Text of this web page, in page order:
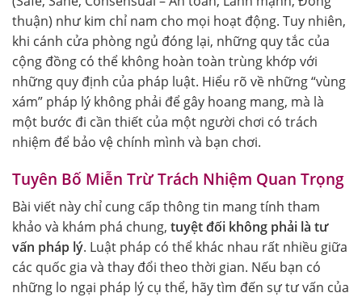
thuận) như kim chỉ nam cho mọi hoạt động. Tuy nhiên,
khi cánh cửa phòng ngủ đóng lại, những quy tắc của
cộng đồng có thể không hoàn toàn trùng khớp với
những quy định của pháp luật. Hiểu rõ về những “vùng
xám” pháp lý không phải để gây hoang mang, mà là
một bước đi cần thiết của một người chơi có trách
nhiệm để bảo vệ chính mình và bạn chơi.
Tuyên Bố Miễn Trừ Trách Nhiệm Quan Trọng
Bài viết này chỉ cung cấp thông tin mang tính tham
khảo và khám phá chung, tuyệt đối không phải là tư
vấn pháp lý. Luật pháp có thể khác nhau rất nhiều giữa
các quốc gia và thay đổi theo thời gian. Nếu bạn có
những lo ngại pháp lý cụ thể, hãy tìm đến sự tư vấn của